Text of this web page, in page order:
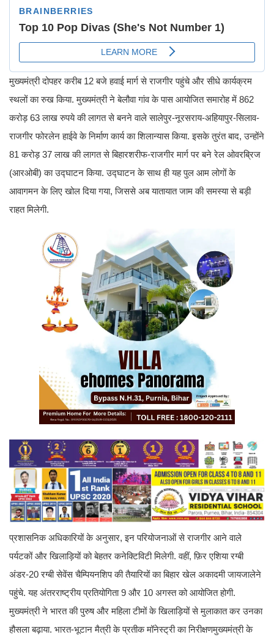
मुख्यमंत्री दोपहर करीब 12 बजे हवाई मार्ग से राजगीर पहुंचे और सीधे कार्यक्रम
स्थलों का रुख किया. मुख्यमंत्री ने बेलौवा गांव के पास आयोजित समारोह में 862
करोड़ 63 लाख रुपये की लागत से बनने वाले सालेपुर-नूरसराय-अहियापुर-सिलाव-
राजगीर फोरलेन हाईवे के निर्माण कार्य का शिलान्यास किया. इसके तुरंत बाद, उन्होंने
81 करोड़ 37 लाख की लागत से बिहारशरीफ-राजगीर मार्ग पर बने रेल ओवरब्रिज
(आरओबी) का उद्घाटन किया. उद्घाटन के साथ ही यह पुल आम लोगों के
आवागमन के लिए खोल दिया गया, जिससे अब यातायात जाम की समस्या से बड़ी
राहत मिलेगी.
प्रशासनिक अधिकारियों के अनुसार, इन परियोजनाओं से राजगीर आने वाले
पर्यटकों और खिलाड़ियों को बेहतर कनेक्टिविटी मिलेगी. वहीं, फ़िर एशिया रग्बी
अंडर-20 रग्बी सेवेंस चैम्पियनशिप की तैयारियों का बिहार खेल अकादमी जायजा लेने
पहुंचे. यह अंतरराष्ट्रीय प्रतियोगिता 9 और 10 अगस्त को आयोजित होगी.
मुख्यमंत्री ने भारत की पुरुष और महिला टीमों के खिलाड़ियों से मुलाकात कर उनका
हौसला बढ़ाया. भारत-भूटान मैत्री के प्रतीक मॉनेस्ट्री का निरीक्षण मुख्यमंत्री के